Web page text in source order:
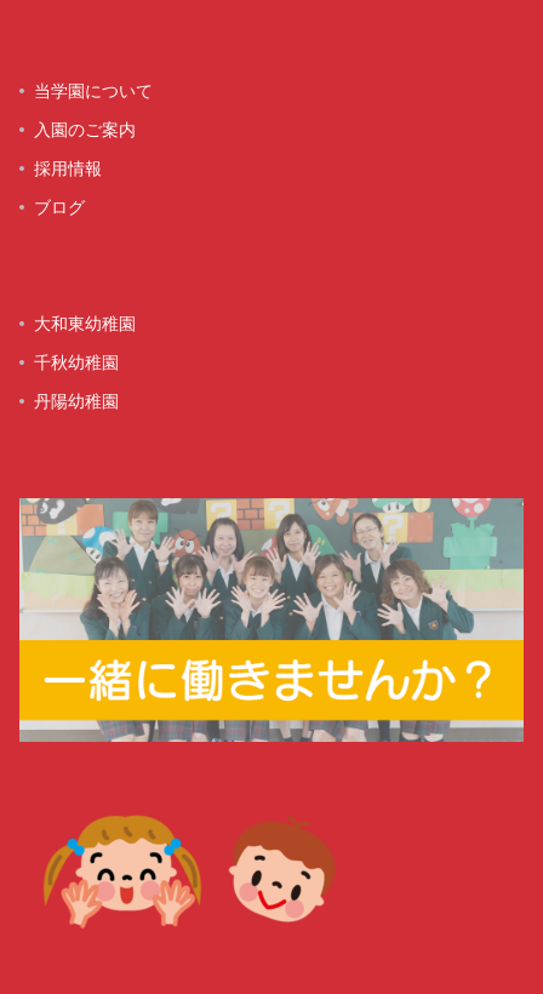
当学園について
入園のご案内
採用情報
ブログ
大和東幼稚園
千秋幼稚園
丹陽幼稚園